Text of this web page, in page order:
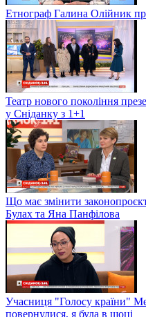
Етнограф Галина Олійник
Театр нового покоління
у Сніданку з 1+1
Що має змінити
Булах та Яна Панфілова
Учасниця "Голосу країни"
повернулися, я була в шоці